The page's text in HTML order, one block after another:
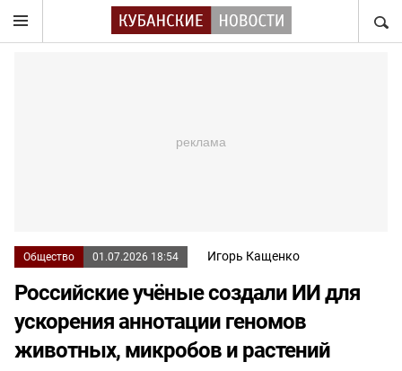
Общество 01.07.2026 18:54 Игорь Кащенко
Российские учёные создали ИИ для
ускорения аннотации геномов
животных, микробов и растений